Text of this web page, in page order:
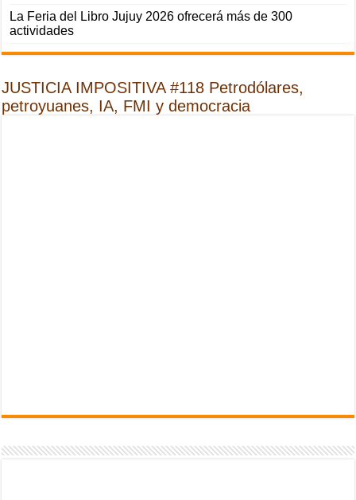
La Feria del Libro Jujuy 2026 ofrecerá más de 300
actividades
JUSTICIA IMPOSITIVA #118 Petrodólares,
petroyuanes, IA, FMI y democracia